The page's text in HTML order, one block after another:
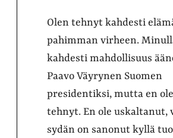
Olen tehnyt kahdesti
pahimman virheen.
kahdesti mahdollisuus
Paavo Väyrynen Suomen
presidentiksi, mutta en
tehnyt. En ole uskaltanut,
sydän on sanonut kyllä